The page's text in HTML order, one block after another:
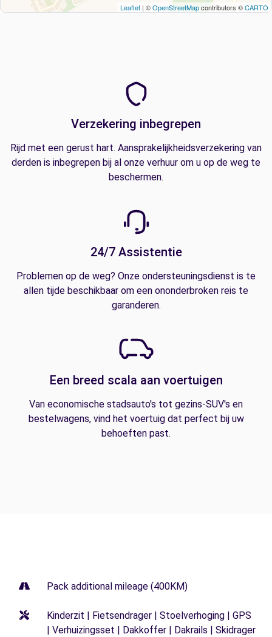
Leaflet | ©OpenStreetMapcontributors ©CARTO
Verzekering inbegrepen
Rijd met een gerust hart. Aansprakelijkheidsverzekering van
derden is inbegrepen bij al onze verhuur om u op de weg te
beschermen.
24/7 Assistentie
Problemen op de weg? Onze ondersteuningsdienst is te
allen tijde beschikbaar om een ononderbroken reis te
garanderen.
Een breed scala aan voertuigen
Van economische stadsauto's tot gezins-SUV's en
bestelwagens, vind het voertuig dat perfect bij uw
behoeften past.
Pack additional mileage (400KM)
Kinderzit | Fietsendrager | Stoelverhoging | GPS
| Verhuizingsset | Dakkoffer | Dakrails | Skidrager